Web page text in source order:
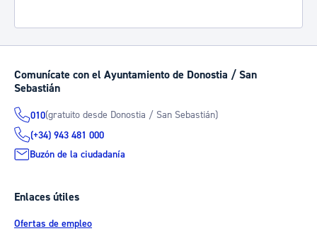
Comunícate con el Ayuntamiento de Donostia / San
Sebastián
010(gratuito desde Donostia / San Sebastián)
(+34) 943 481 000
Buzón de la ciudadanía
Enlaces útiles
Ofertas de empleo